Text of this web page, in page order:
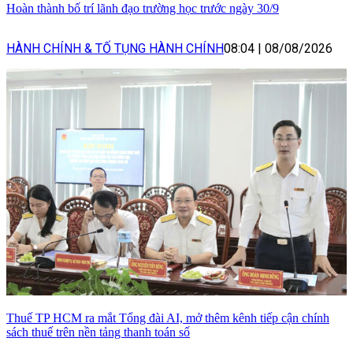
Hoàn thành bố trí lãnh đạo trường học trước ngày 30/9
HÀNH CHÍNH & TỐ TỤNG HÀNH CHÍNH08:04 | 08/08/2026
Thuế TP HCM ra mắt Tổng đài AI, mở thêm kênh tiếp cận chính
sách thuế trên nền tảng thanh toán số